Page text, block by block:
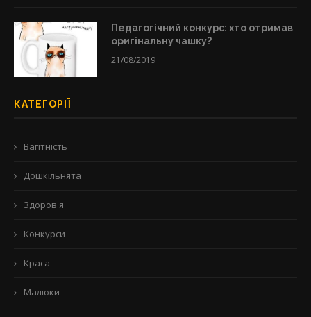
Педагогічний конкурс: хто отримав
оригінальну чашку?
21/08/2019
КАТЕГОРІЇ
Вагітність
Дошкільнята
Здоров'я
Конкурси
Краса
Малюки